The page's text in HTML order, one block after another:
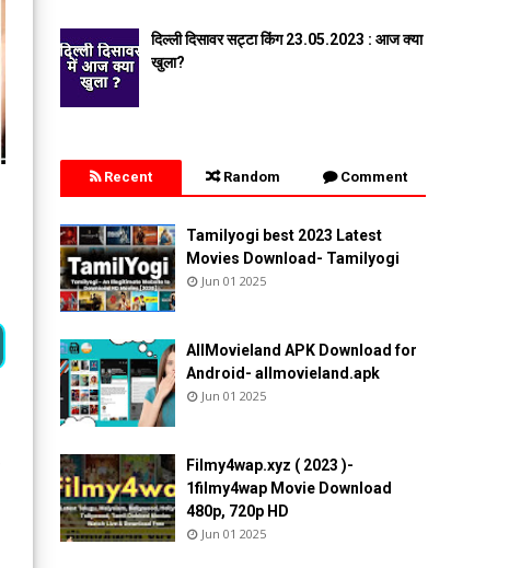
दिल्ली दिसावर सट्टा किंग 23.05.2023 : आज क्या
खुला?
Recent Random Comment
Tamilyogi best 2023 Latest
Movies Download- Tamilyogi
Jun 01 2025
AllMovieland APK Download for
Android- allmovieland.apk
Jun 01 2025
Filmy4wap.xyz ( 2023 )-
1filmy4wap Movie Download
480p, 720p HD
Jun 01 2025